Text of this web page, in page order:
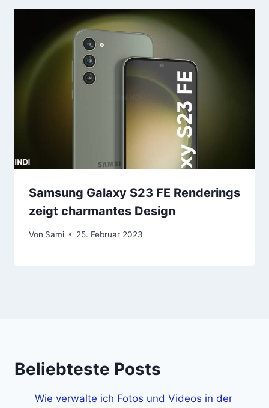
Samsung Galaxy S23 FE Renderings
zeigt charmantes Design
Von Sami 25. Februar 2023
Beliebteste Posts
Wie verwalte ich Fotos und Videos in der